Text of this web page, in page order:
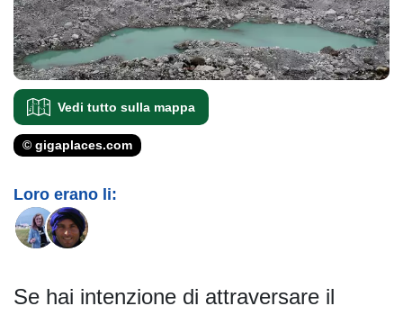
Vedi tutto sulla mappa
© gigaplaces.com
Loro erano li:
Se hai intenzione di attraversare il